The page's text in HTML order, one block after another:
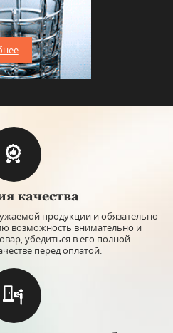
качества
продукции и обязательно
возможность внимательно и
убедиться в его полной
перед оплатой.